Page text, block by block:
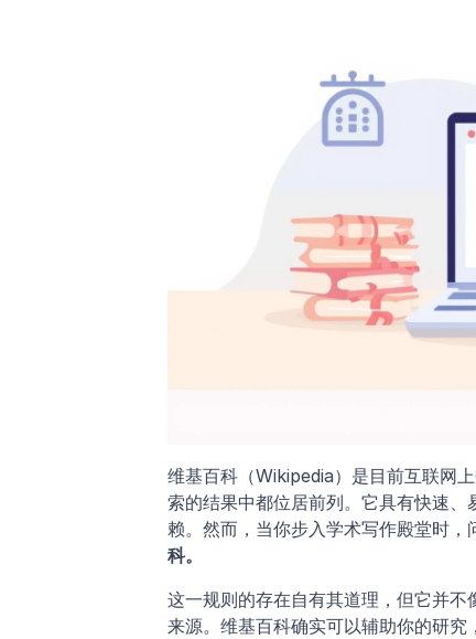
维基百科（Wikipedia）是目前互联网
索的结果中都位居前列。它具有快速
赖。然而，当你步入学术写作殿堂时，
科。
这一规则的存在自有其道理，但它并
来源。维基百科确实可以辅助你的研